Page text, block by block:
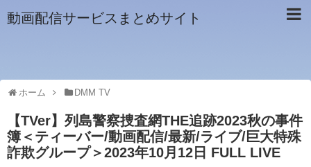
動画配信サービスまとめサイト
ホーム DMM TV
【TVer】列島警察捜査網THE追跡2023秋の事件
簿＜ティーバー/動画配信/最新/ライブ/巨大特殊
詐欺グループ＞2023年10月12日 FULL LIVE